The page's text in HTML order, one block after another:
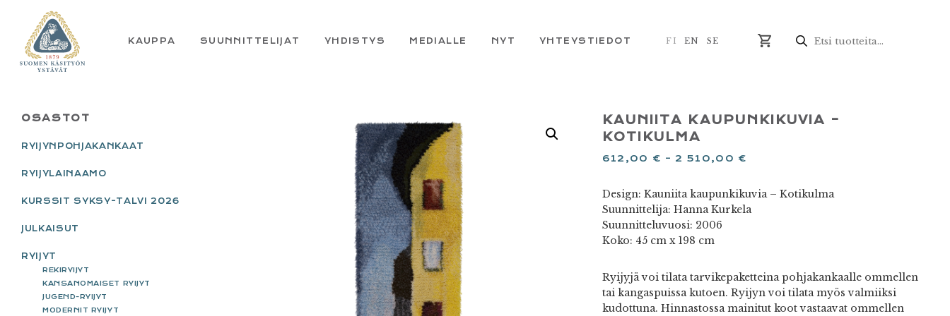
primary
navigation
content
primary
sidebar
footer
search
KAUPPA SUUNNITTELIJAT YHDISTYS MEDIALLE NYT YHTEYSTIEDOT FI EN SE
KAUNIITA KAUPUNKIKUVIA –
KOTIKULMA
612,00 € – 2 510,00 €
Design: Kauniita kaupunkikuvia – Kotikulma
Suunnittelija: Hanna Kurkela
Suunnitteluvuosi: 2006
Koko: 45 cm x 198 cm
Ryijyjä voi tilata tarvikepaketteina pohjakankaalle ommellen
tai kangaspuissa kutoen. Ryijyn voi tilata myös valmiiksi
kudottuna. Hinnastossa mainitut koot vastaavat ommellen
PRIMARY
SIDEBAR
OSASTOT
RYIJYNPOHJAKANKAAT
RYIJYLAINAAMO
KURSSIT SYKSY-TALVI 2026
JULKAISUT
RYIJYT
REKIRYIJYT
KANSANOMAISET RYIJYT
JUGEND-RYIJYT
MODERNIT RYIJYT